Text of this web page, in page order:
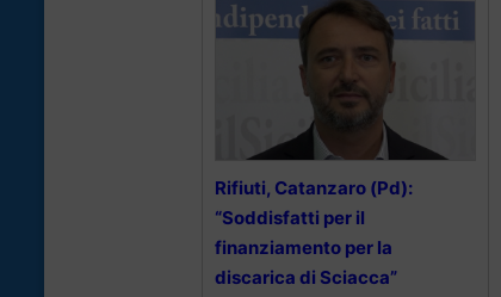
Rifiuti, Catanzaro (Pd):
“Soddisfatti per il
finanziamento per la
discarica di Sciacca”